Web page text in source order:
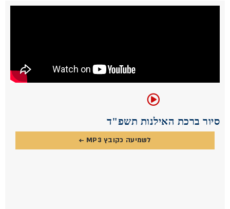
סיור ברכת האילנות תשפ"ד
לשמיעה כקובץ MP3 ←